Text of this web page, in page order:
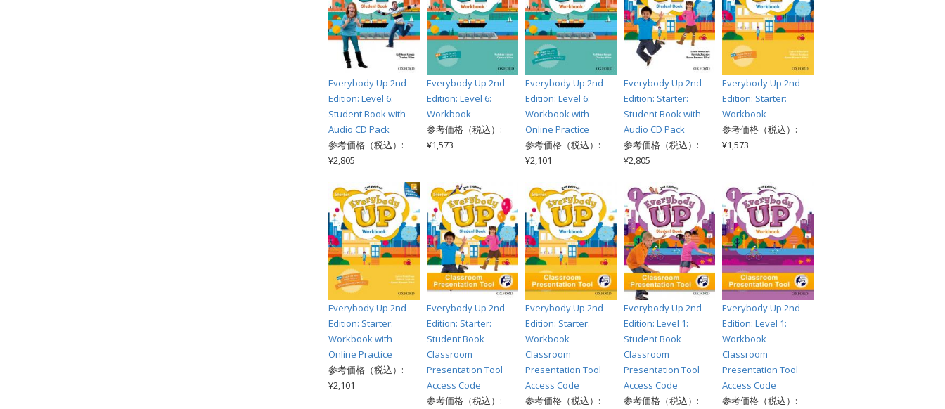
Everybody Up 2nd
Edition: Level 6:
Student Book with
Audio CD Pack
参考価格（税込）:
¥2,805
Everybody Up 2nd
Edition: Level 6:
Workbook
参考価格（税込）:
¥1,573
Everybody Up 2nd
Edition: Level 6:
Workbook with
Online Practice
参考価格（税込）:
¥2,101
Everybody Up 2nd
Edition: Starter:
Student Book with
Audio CD Pack
参考価格（税込）:
¥2,805
Everybody Up 2nd
Edition: Starter:
Workbook
参考価格（税込）:
¥1,573
Everybody Up 2nd
Edition: Starter:
Workbook with
Online Practice
参考価格（税込）:
¥2,101
Everybody Up 2nd
Edition: Starter:
Student Book
Classroom
Presentation Tool
Access Code
参考価格（税込）:
Everybody Up 2nd
Edition: Starter:
Workbook
Classroom
Presentation Tool
Access Code
参考価格（税込）:
Everybody Up 2nd
Edition: Level 1:
Student Book
Classroom
Presentation Tool
Access Code
参考価格（税込）:
Everybody Up 2nd
Edition: Level 1:
Workbook
Classroom
Presentation Tool
Access Code
参考価格（税込）: